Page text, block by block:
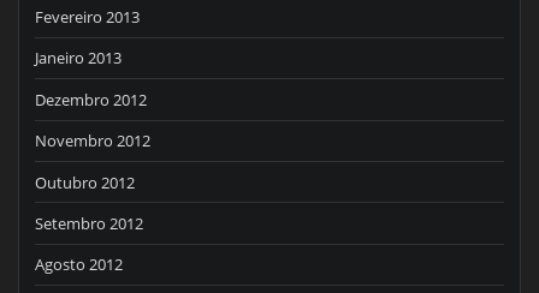
Fevereiro 2013
Janeiro 2013
Dezembro 2012
Novembro 2012
Outubro 2012
Setembro 2012
Agosto 2012